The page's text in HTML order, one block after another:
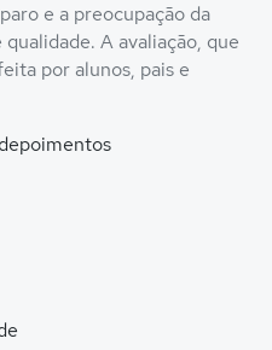
e a preocupação da
A avaliação, que
por alunos, pais e